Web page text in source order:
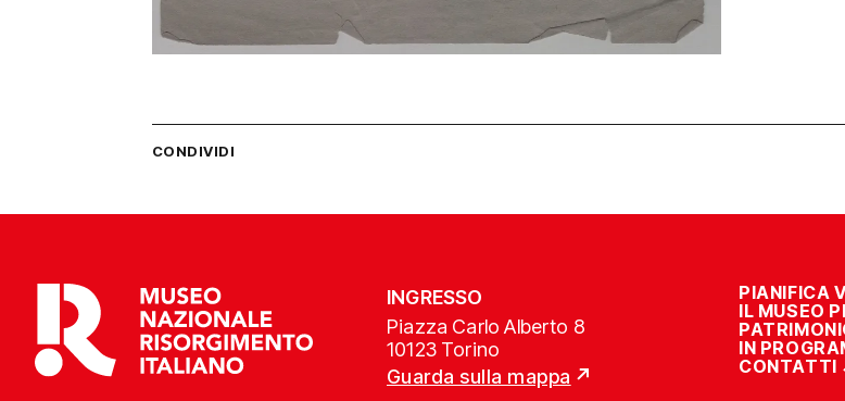
CONDIVIDI
INGRESSO
Piazza Carlo Alberto 8
10123 Torino
Guarda sulla mappa
PIANIFICA
IL MUSEO
IN
CONTATTI